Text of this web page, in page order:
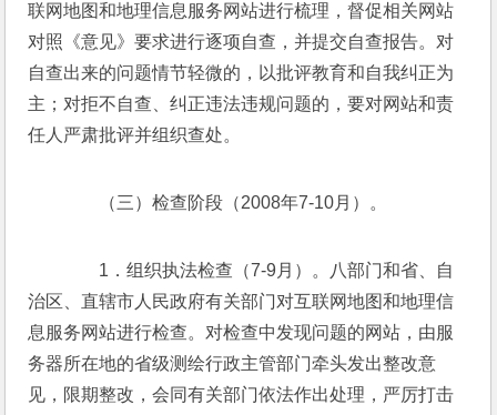
联网地图和地理信息服务网站进行梳理，督促相关网站
对照《意见》要求进行逐项自查，并提交自查报告。对
自查出来的问题情节轻微的，以批评教育和自我纠正为
主；对拒不自查、纠正违法违规问题的，要对网站和责
任人严肃批评并组织查处。
（三）检查阶段（2008年7-10月）。
1．组织执法检查（7-9月）。八部门和省、自
治区、直辖市人民政府有关部门对互联网地图和地理信
息服务网站进行检查。对检查中发现问题的网站，由服
务器所在地的省级测绘行政主管部门牵头发出整改意
见，限期整改，会同有关部门依法作出处理，严厉打击